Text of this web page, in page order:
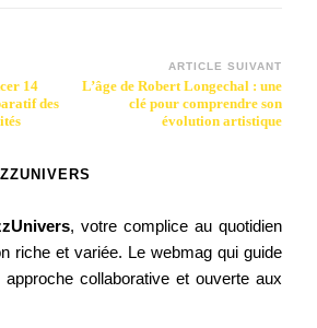
14
des
ARTICLE SUIVANT
L’âge de Robert Longechal : une
clé pour comprendre son
évolution artistique
, votre complice au quotidien
riche et variée. Le webmag qui guide
collaborative et ouverte aux